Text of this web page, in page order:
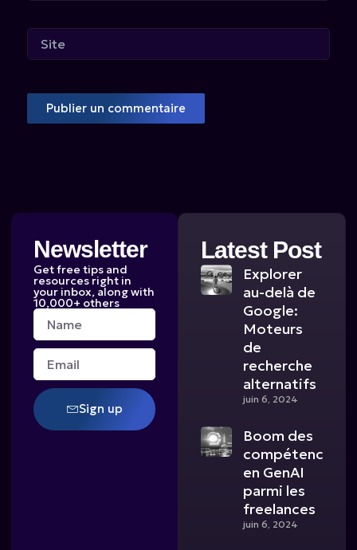
Newsletter
Get free tips and
resources right in
your inbox, along with
10,000+ others
Name
Email
Sign up
Latest Post
Explorer
au-delà de
Google:
Moteurs
de
recherche
alternatifs
juin 6, 2024
Boom des
compétences
en GenAI
parmi les
freelances
juin 6, 2024